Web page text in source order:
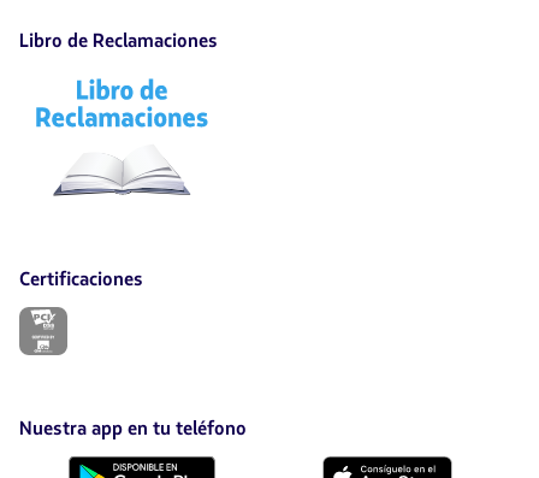
Libro de Reclamaciones
Certificaciones
El
nueva
pestaña.
Nuestra app en tu teléfono
Descárgala
Descárgala